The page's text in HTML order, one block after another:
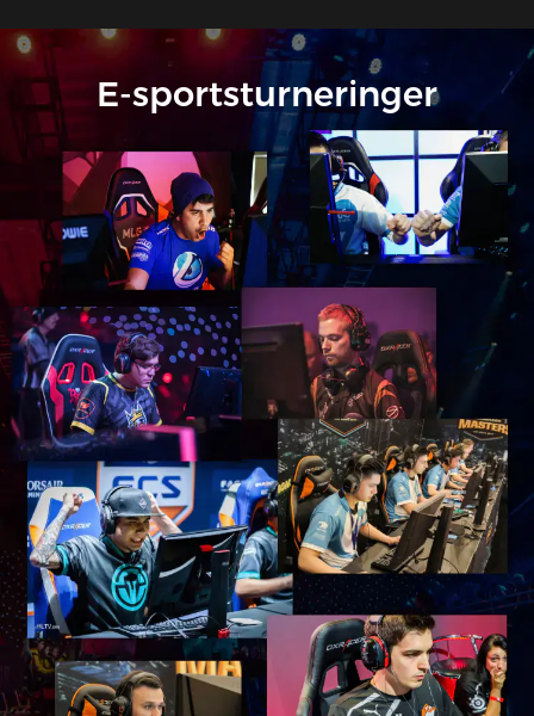
uden
E-sportsturneringer